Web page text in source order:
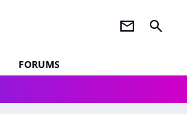
newsletter search
FORUMS